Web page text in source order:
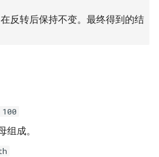
子字
到回
在反转后保持不变。最终得到的结
组成。